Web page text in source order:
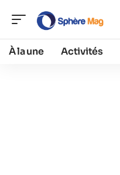
À la une Activités